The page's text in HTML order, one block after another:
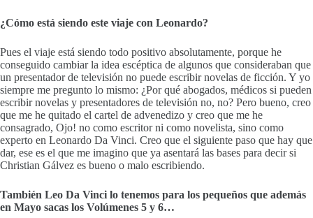
¿Cómo está siendo este viaje con Leonardo?
Pues el viaje está siendo todo positivo absolutamente, porque he
conseguido cambiar la idea escéptica de algunos que consideraban que
un presentador de televisión no puede escribir novelas de ficción. Y yo
siempre me pregunto lo mismo: ¿Por qué abogados, médicos si pueden
escribir novelas y presentadores de televisión no, no? Pero bueno, creo
que me he quitado el cartel de advenedizo y creo que me he
consagrado, Ojo! no como escritor ni como novelista, sino como
experto en Leonardo Da Vinci. Creo que el siguiente paso que hay que
dar, ese es el que me imagino que ya asentará las bases para decir si
Christian Gálvez es bueno o malo escribiendo.
También Leo Da Vinci lo tenemos para los pequeños que además
en Mayo sacas los Volúmenes 5 y 6…